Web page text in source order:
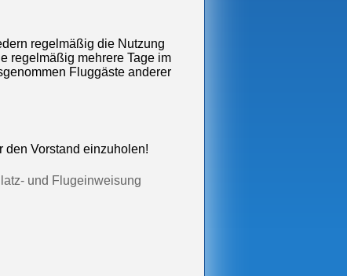
regelmäßig die Nutzung
regelmäßig mehrere Tage im
Fluggäste anderer
den Vorstand einzuholen!
und Flugeinweisung